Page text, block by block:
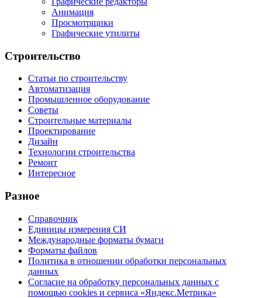
Анимация
Просмотрщики
Графические утилиты
Строительство
Статьи по строительству
Автоматизация
Промышленное оборудование
Советы
Строительные материалы
Проектирование
Дизайн
Технологии строительства
Ремонт
Интересное
Разное
Справочник
Единицы измерения СИ
Международные форматы бумаги
Форматы файлов
Политика в отношении обработки персональных
данных
Согласие на обработку персональных данных с
помощью cookies и сервиса «Яндекс.Метрика»